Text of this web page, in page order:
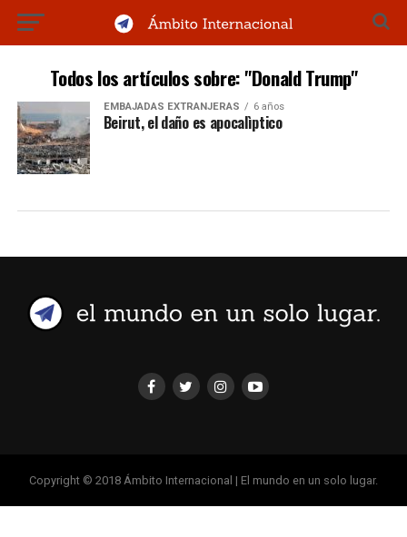
Todos los artículos sobre: "Donald Trump"
EMBAJADAS EXTRANJERAS 6 años
Beirut, el daño es apocalìptico
Copyright © 2018 Ámbito Internacional | El mundo en un solo lugar.